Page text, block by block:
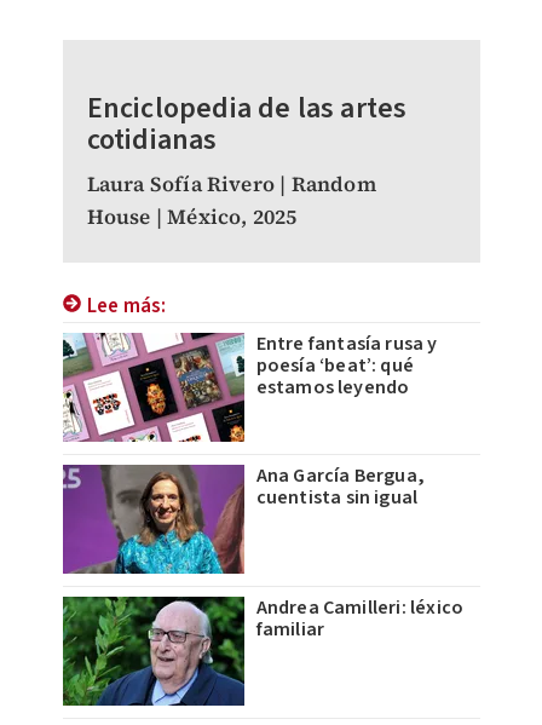
Enciclopedia de las artes
cotidianas
Laura Sofía Rivero | Random
House | México, 2025
Lee más:
Entre fantasía rusa y
poesía ‘beat’: qué
estamos leyendo
Ana García Bergua,
cuentista sin igual
Andrea Camilleri: léxico
familiar